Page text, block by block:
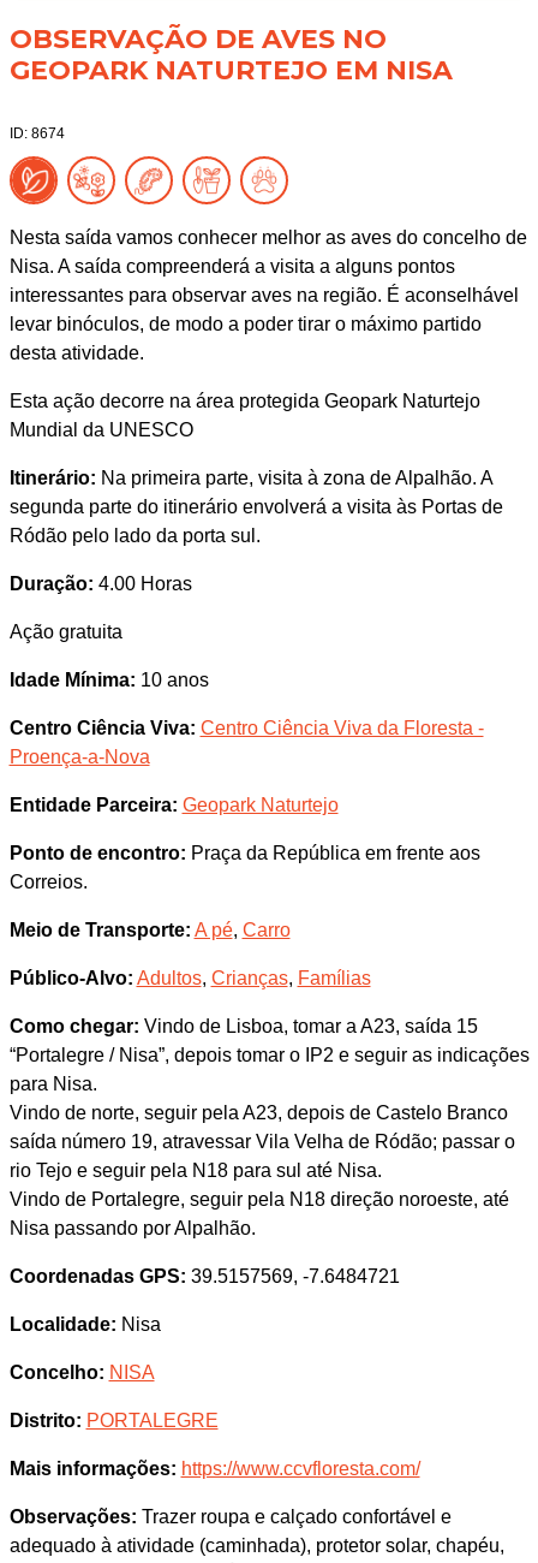
OBSERVAÇÃO DE AVES NO
GEOPARK NATURTEJO EM NISA
ID: 8674
Nesta saída vamos conhecer melhor as aves do concelho de
Nisa. A saída compreenderá a visita a alguns pontos
interessantes para observar aves na região. É aconselhável
levar binóculos, de modo a poder tirar o máximo partido
desta atividade.
Esta ação decorre na área protegida Geopark Naturtejo
Mundial da UNESCO
Itinerário: Na primeira parte, visita à zona de Alpalhão. A
segunda parte do itinerário envolverá a visita às Portas de
Ródão pelo lado da porta sul.
Duração: 4.00 Horas
Ação gratuita
Idade Mínima: 10 anos
Centro Ciência Viva: Centro Ciência Viva da Floresta -
Proença-a-Nova
Entidade Parceira: Geopark Naturtejo
Ponto de encontro: Praça da República em frente aos
Correios.
Meio de Transporte: A pé, Carro
Público-Alvo: Adultos, Crianças, Famílias
Como chegar: Vindo de Lisboa, tomar a A23, saída 15
“Portalegre / Nisa”, depois tomar o IP2 e seguir as indicações
para Nisa.
Vindo de norte, seguir pela A23, depois de Castelo Branco
saída número 19, atravessar Vila Velha de Ródão; passar o
rio Tejo e seguir pela N18 para sul até Nisa.
Vindo de Portalegre, seguir pela N18 direção noroeste, até
Nisa passando por Alpalhão.
Coordenadas GPS: 39.5157569, -7.6484721
Localidade: Nisa
Concelho: NISA
Distrito: PORTALEGRE
Mais informações: https://www.ccvfloresta.com/
Observações: Trazer roupa e calçado confortável e
adequado à atividade (caminhada), protetor solar, chapéu,